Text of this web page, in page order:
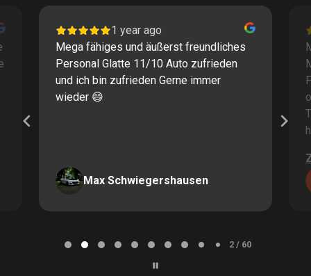
1 year ago
Mega fähiges und äußerst freundliches
Personal Glatte 11/10 Auto zufrieden
und ich bin zufrieden Gerne immer
wieder 😄
Max Schwiegershausen
2 / 60